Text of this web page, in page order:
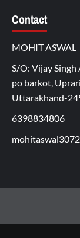
Contact
MOHIT ASWAL
S/O: Vijay Singh
po barkot,
Uttarakhand-
6398834806